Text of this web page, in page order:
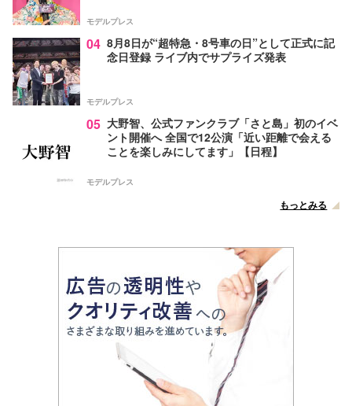
モデルプレス
04 8月8日が“超特急・8号車の日”として正式に記
念日登録 ライブ内でサプライズ発表
モデルプレス
05 大野智、公式ファンクラブ「さと島」初のイベ
ント開催へ 全国で12公演「近い距離で会える
ことを楽しみにしてます」【日程】
モデルプレス
もっとみる